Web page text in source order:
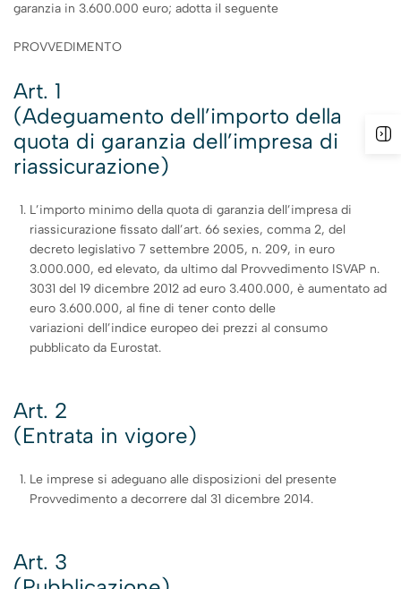
garanzia in 3.600.000 euro; adotta il seguente
PROVVEDIMENTO
Art. 1
(Adeguamento dell’importo della
quota di garanzia dell’impresa di
riassicurazione)
L’importo minimo della quota di garanzia dell’impresa di
riassicurazione fissato dall’art. 66 sexies, comma 2, del
decreto legislativo 7 settembre 2005, n. 209, in euro
3.000.000, ed elevato, da ultimo dal Provvedimento ISVAP n.
3031 del 19 dicembre 2012 ad euro 3.400.000, è aumentato ad
euro 3.600.000, al fine di tener conto delle
variazioni dell’indice europeo dei prezzi al consumo
pubblicato da Eurostat.
Art. 2
(Entrata in vigore)
Le imprese si adeguano alle disposizioni del presente
Provvedimento a decorrere dal 31 dicembre 2014.
Art. 3